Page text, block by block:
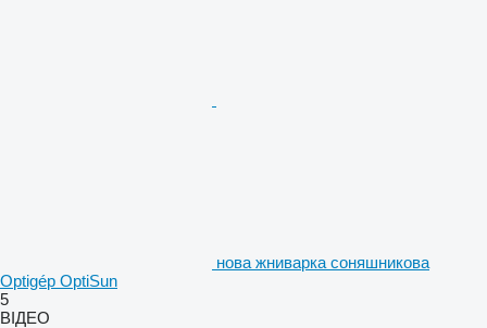
нова жниварка соняшникова
Optigép OptiSun
5
ВІДЕО